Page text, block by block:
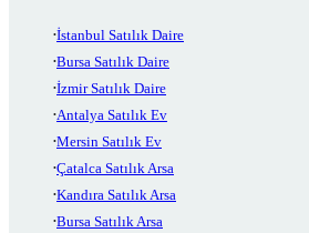
İstanbul Satılık Daire
Bursa Satılık Daire
İzmir Satılık Daire
Antalya Satılık Ev
Mersin Satılık Ev
Çatalca Satılık Arsa
Kandıra Satılık Arsa
Bursa Satılık Arsa